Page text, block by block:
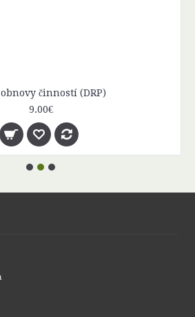
činností (DRP)
9.00€